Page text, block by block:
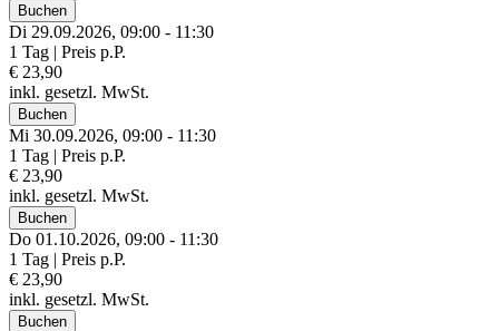
Buchen
Di 29.09.2026, 09:00 - 11:30
1 Tag | Preis p.P.
€ 23,90
inkl. gesetzl. MwSt.
Buchen
Mi 30.09.2026, 09:00 - 11:30
1 Tag | Preis p.P.
€ 23,90
inkl. gesetzl. MwSt.
Buchen
Do 01.10.2026, 09:00 - 11:30
1 Tag | Preis p.P.
€ 23,90
inkl. gesetzl. MwSt.
Buchen